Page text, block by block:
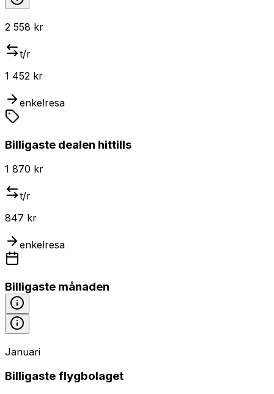
2 558 kr
t/r
1 452 kr
enkelresa
Billigaste dealen hittills
1 870 kr
t/r
847 kr
enkelresa
Billigaste månaden
Januari
Billigaste flygbolaget